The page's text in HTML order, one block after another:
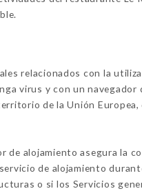
relacionados con la
virus y con un navegador
de la Unión
de alojamiento asegura la
de alojamiento
o si los Servicios